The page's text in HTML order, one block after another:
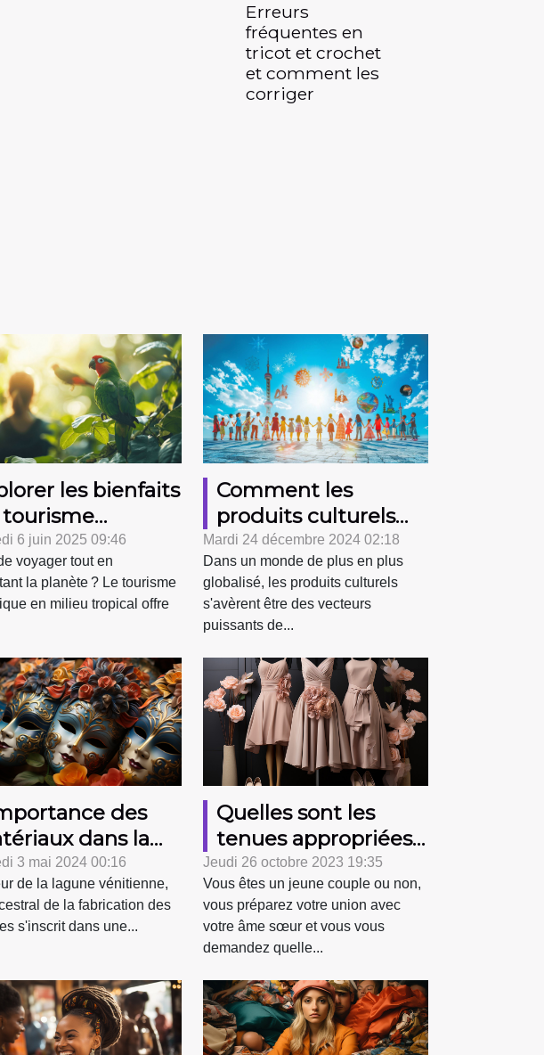
Erreurs
fréquentes en
tricot et crochet
et comment les
corriger
les bienfaits
en
tropical
6 juin 2025 09:46
voyager tout en
la planète ? Le tourisme
en milieu tropical offre
Comment les
produits culturels
peuvent favoriser la
solidarité
internationale
Mardi 24 décembre 2024 02:18
Dans un monde de plus en plus
globalisé, les produits culturels
s'avèrent être des vecteurs
puissants de...
des
dans la
des
vénitiens
3 mai 2024 00:16
de la lagune vénitienne,
de la fabrication des
s'inscrit dans une...
Quelles sont les
tenues appropriées
pour un mariage ?
Jeudi 26 octobre 2023 19:35
Vous êtes un jeune couple ou non,
vous préparez votre union avec
votre âme sœur et vous vous
demandez quelle...